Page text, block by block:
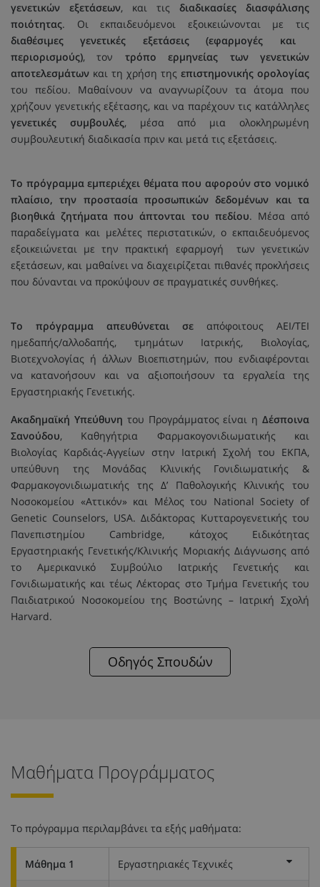
γενετικών εξετάσεων, και τις διαδικασίες διασφάλισης
ποιότητας. Οι εκπαιδευόμενοι εξοικειώνονται με τις
διαθέσιμες γενετικές εξετάσεις (εφαρμογές και
περιορισμούς), τον τρόπο ερμηνείας των γενετικών
αποτελεσμάτων και τη χρήση της επιστημονικής ορολογίας
του πεδίου. Μαθαίνουν να αναγνωρίζουν τα άτομα που
χρήζουν γενετικής εξέτασης, και να παρέχουν τις κατάλληλες
γενετικές συμβουλές, μέσα από μια ολοκληρωμένη
συμβουλευτική διαδικασία πριν και μετά τις εξετάσεις.
Το πρόγραμμα εμπεριέχει θέματα που αφορούν στο νομικό
πλαίσιο, την προστασία προσωπικών δεδομένων και τα
βιοηθικά ζητήματα που άπτονται του πεδίου. Μέσα από
παραδείγματα και μελέτες περιστατικών, ο εκπαιδευόμενος
εξοικειώνεται με την πρακτική εφαρμογή των γενετικών
εξετάσεων, και μαθαίνει να διαχειρίζεται πιθανές προκλήσεις
που δύνανται να προκύψουν σε πραγματικές συνθήκες.
Το πρόγραμμα απευθύνεται σε απόφοιτους ΑΕΙ/ΤΕΙ
ημεδαπής/αλλοδαπής, τμημάτων Ιατρικής, Βιολογίας,
Βιοτεχνολογίας ή άλλων Βιοεπιστημών, που ενδιαφέρονται
να κατανοήσουν και να αξιοποιήσουν τα εργαλεία της
Εργαστηριακής Γενετικής.
Ακαδημαϊκή Υπεύθυνη του Προγράμματος είναι ηΔέσποινα
Σανούδου, Καθηγήτρια Φαρμακογονιδιωματικής και
Βιολογίας Καρδιάς-Αγγείων στην Ιατρική Σχολή του ΕΚΠΑ,
υπεύθυνη της Μονάδας Κλινικής Γονιδιωματικής &
Φαρμακογονιδιωματικής της Δ’ Παθολογικής Κλινικής του
Νοσοκομείου «Αττικόν» και Μέλος του National Society of
Genetic Counselors, USA. Διδάκτορας Κυτταρογενετικής του
Πανεπιστημίου Cambridge, κάτοχος Ειδικότητας
Εργαστηριακής Γενετικής/Κλινικής Μοριακής Διάγνωσης από
το Αμερικανικό Συμβούλιο Ιατρικής Γενετικής και
Γονιδιωματικής και τέως Λέκτορας στο Τμήμα Γενετικής του
Παιδιατρικού Νοσοκομείου της Βοστώνης – Ιατρική Σχολή
Harvard.
Οδηγός Σπουδών
Μαθήματα Προγράμματος
Το πρόγραμμα περιλαμβάνει τα εξής μαθήματα:
Μάθημα 1 Εργαστηριακές Τεχνικές